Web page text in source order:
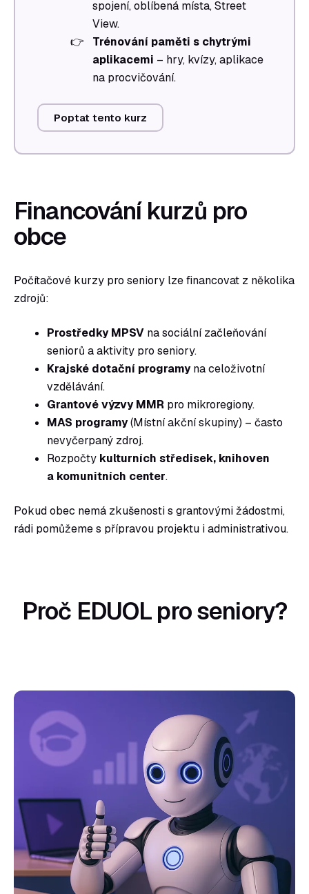
spojení, oblíbená místa, Street
View.
Trénování paměti s chytrými
aplikacemi – hry, kvízy, aplikace
na procvičování.
Poptat tento kurz
Financování kurzů pro
obce
Počítačové kurzy pro seniory lze financovat z několika
zdrojů:
Prostředky MPSV na sociální začleňování
seniorů a aktivity pro seniory.
Krajské dotační programyna celoživotní
vzdělávání.
Grantové výzvy MMR pro mikroregiony.
MAS programy(Místní akční skupiny) – často
nevyčerpaný zdroj.
Rozpočty kulturních středisek, knihoven
a komunitních center.
Pokud obec nemá zkušenosti s grantovými žádostmi,
rádi pomůžeme s přípravou projektu i administrativou.
Proč EDUOL pro seniory?